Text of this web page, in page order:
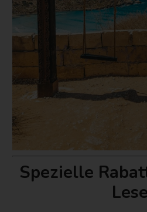
Spezielle